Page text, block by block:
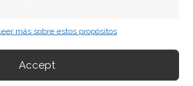
más sobre estos propósitos
Accept
empresarial y computación en
los artículos →